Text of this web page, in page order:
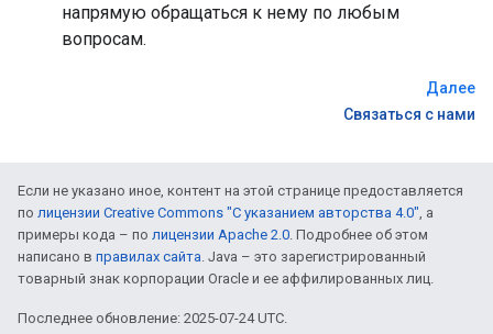
напрямую обращаться к нему по любым
вопросам.
Далее
Связаться с нами
Если не указано иное, контент на этой странице предоставляется
по лицензии Creative Commons "С указанием авторства 4.0" , а
примеры кода – по лицензии Apache 2.0 . Подробнее об этом
написано в правилах сайта . Java – это зарегистрированный
товарный знак корпорации Oracle и ее аффилированных лиц.
Последнее обновление: 2025-07-24 UTC.